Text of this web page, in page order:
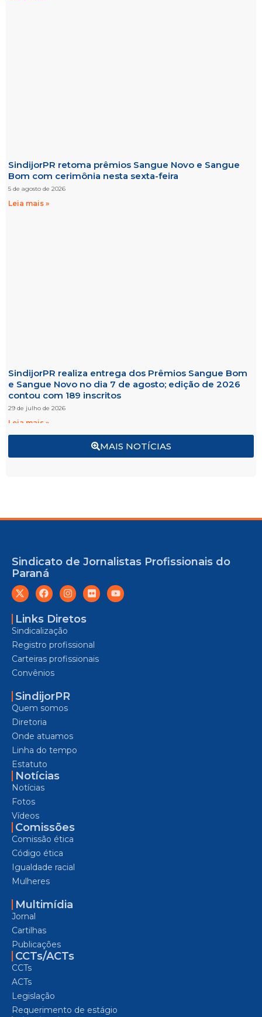
MAIS NOTÍCIAS
SindijorPR retoma prêmios Sangue Novo e Sangue
Bom com cerimônia nesta sexta-feira
5 de agosto de 2026
Leia mais »
SindijorPR realiza entrega dos Prêmios Sangue Bom
e Sangue Novo no dia 7 de agosto; edição de 2026
contou com 189 inscritos
29 de julho de 2026
Leia mais »
Sindicato de Jornalistas Profissionais do
Paraná
Links Diretos
Sindicalização
Registro profissional
Carteiras profissionais
Convênios
SindijorPR
Quem somos
Diretoria
Onde atuamos
Linha do tempo
Estatuto
Notícias
Notícias
Fotos
Vídeos
Comissões
Comissão ética
Código ética
Igualdade racial
Mulheres
Multimídia
Jornal
Cartilhas
Publicações
CCTs/ACTs
CCTs
ACTs
Legislação
Requerimento de estágio